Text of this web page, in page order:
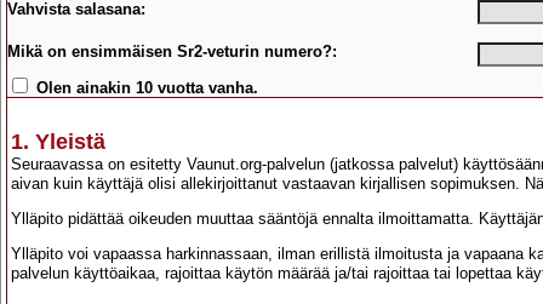
Vahvista salasana:
Mikä on ensimmäisen Sr2-veturin numero?:
Olen ainakin 10 vuotta vanha.
1. Yleistä
Seuraavassa on esitetty Vaunut.org-palvelun (jatkossa palvelut)
aivan kuin käyttäjä olisi allekirjoittanut vastaavan kirjallisen sopimuksen.
Ylläpito pidättää oikeuden muuttaa sääntöjä ennalta ilmoittamatta.
Ylläpito voi vapaassa harkinnassaan, ilman erillistä ilmoitusta ja vapaana
palvelun käyttöaikaa, rajoittaa käytön määrää ja/tai rajoittaa tai lopettaa